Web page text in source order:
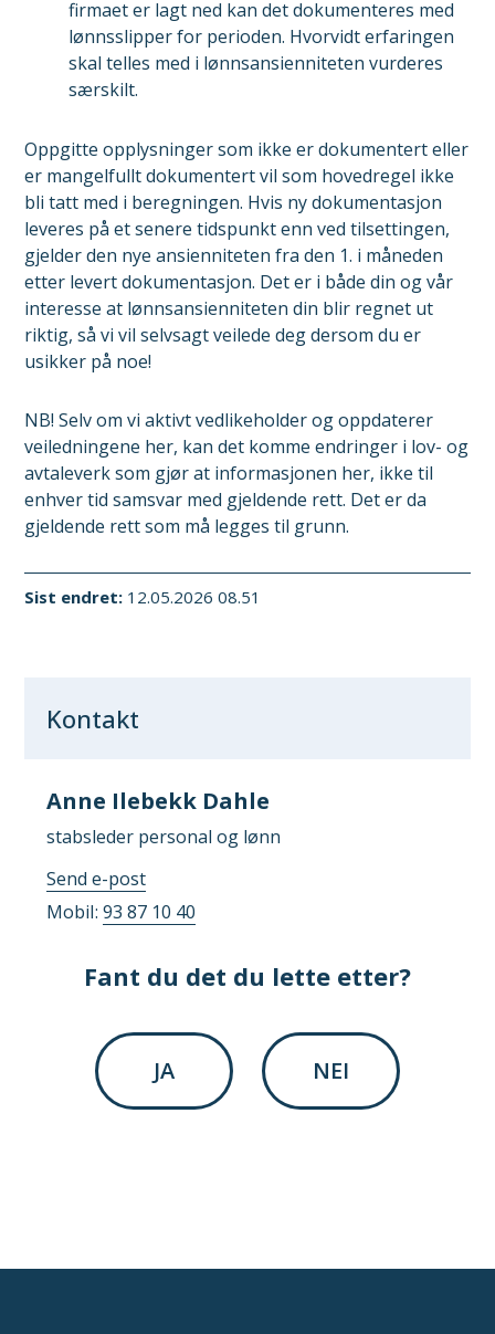
firmaet er lagt ned kan det dokumenteres med
lønnsslipper for perioden. Hvorvidt erfaringen
skal telles med i lønnsansienniteten vurderes
særskilt.
Oppgitte opplysninger som ikke er dokumentert eller
er mangelfullt dokumentert vil som hovedregel ikke
bli tatt med i beregningen. Hvis ny dokumentasjon
leveres på et senere tidspunkt enn ved tilsettingen,
gjelder den nye ansienniteten fra den 1. i måneden
etter levert dokumentasjon. Det er i både din og vår
interesse at lønnsansienniteten din blir regnet ut
riktig, så vi vil selvsagt veilede deg dersom du er
usikker på noe!
NB! Selv om vi aktivt vedlikeholder og oppdaterer
veiledningene her, kan det komme endringer i lov- og
avtaleverk som gjør at informasjonen her, ikke til
enhver tid samsvar med gjeldende rett. Det er da
gjeldende rett som må legges til grunn.
Sist endret 12.05.2026 08.51
Kontakt
Anne Ilebekk Dahle
stabsleder personal og lønn
Send e-posttil
Anne
Ilebekk
Mobil 93 87 10 40
Fant du det du lette etter?
JA NEI